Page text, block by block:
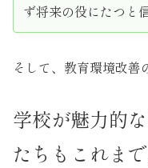
ず将来の役にたつと
そして、教育環境改善
学校が魅力的
たちもこれま